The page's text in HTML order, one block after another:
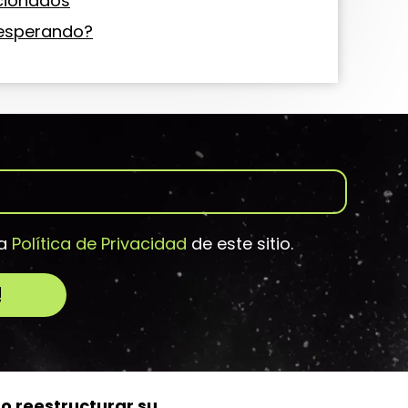
Política de Privacidad de este sitio.